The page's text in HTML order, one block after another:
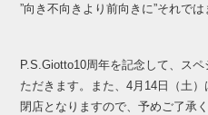
”向き不向きより前向きに”それでは
P.S.Giotto10周年を記念して、ス
ただきます。また、4月14日（土
閉店となりますので、予めご了承く